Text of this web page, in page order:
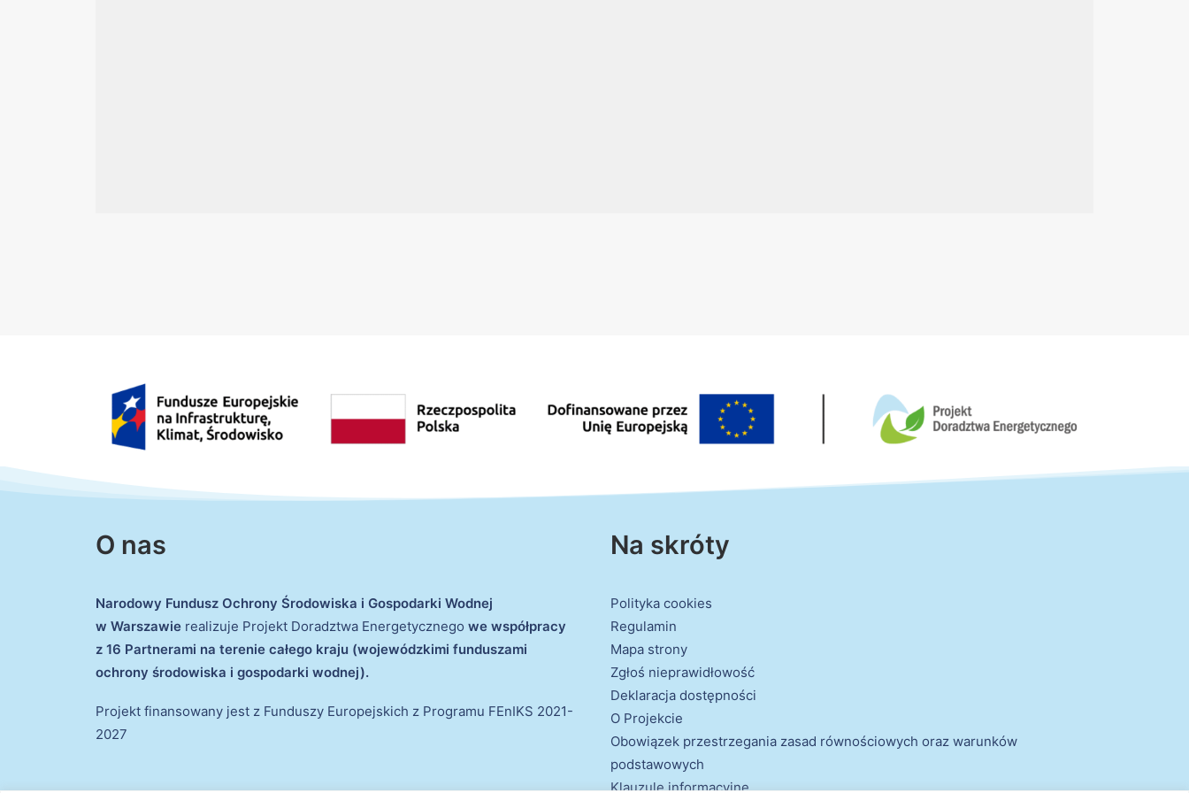
O nas
Narodowy Fundusz Ochrony Środowiska i Gospodarki Wodnej
w Warszawie realizuje Projekt Doradztwa Energetycznego we współpracy
z 16 Partnerami na terenie całego kraju (wojewódzkimi funduszami
ochrony środowiska i gospodarki wodnej).
Projekt finansowany jest z Funduszy Europejskich z Programu FEnIKS 2021-
2027
Na skróty
Polityka cookies
Regulamin
Mapa strony
Zgłoś nieprawidłowość
Deklaracja dostępności
O Projekcie
Obowiązek przestrzegania zasad równościowych oraz warunków
podstawowych
Klauzule informacyjne